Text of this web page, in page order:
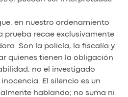
en nuestro ordenamiento
prueba recae exclusivamente
Son la policía, la fiscalía y
quienes tienen la obligación
no el investigado
El silencio es un
hablando; no suma ni